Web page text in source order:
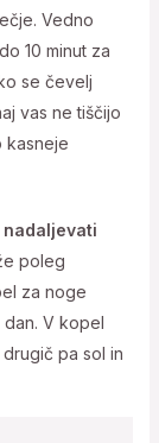
Vedno
10 minut za
se čevelj
vas ne tiščijo
kasneje
poleg
za noge
V kopel
pa sol in